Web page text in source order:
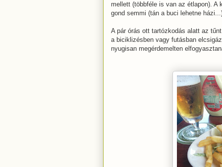
mellett (többféle is van az étlapon). A
gond semmi (tán a buci lehetne
A pár órás ott tartózkodás alatt az
a biciklizésben vagy futásban
nyugisan megérdemelten